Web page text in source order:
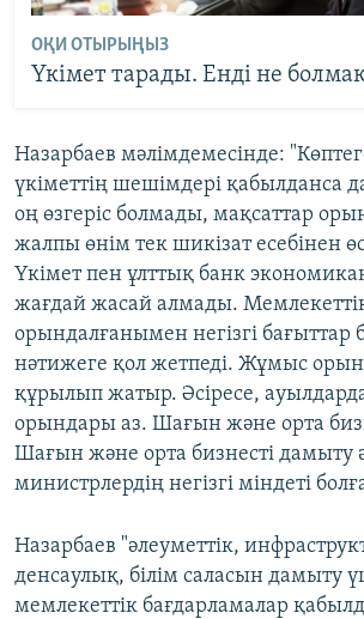
ОҚИ ОТЫРЫҢЫЗ
Үкімет тарады. Енді не
Назарбаев мәлімдемесінде:
үкіметтің шешімдері қабылданса
оң өзгеріс болмады, мақсаттар
жалпы өнім тек шикізат есебінен
Үкімет пен ұлттық банк
жағдай жасай алмады.
орындалғанымен негізгі
нәтижеге қол жетпеді. Жұмыс
құрылып жатыр. Әсіресе,
орындары аз. Шағын және орта
Шағын және орта бизнесті дамыту
министрлердің негізгі міндеті
Назарбаев "әлеуметтік,
денсаулық, білім саласын дамыту
мемлекеттік бағдарламалар